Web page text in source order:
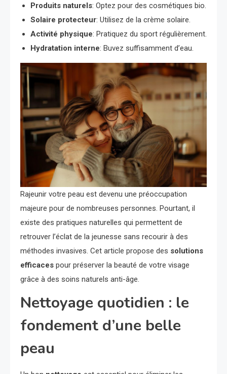
Produits naturels: Optez pour des cosmétiques bio.
Solaire protecteur: Utilisez de la crème solaire.
Activité physique: Pratiquez du sport régulièrement.
Hydratation interne: Buvez suffisamment d’eau.
Rajeunir votre peau est devenu une préoccupation
majeure pour de nombreuses personnes. Pourtant, il
existe des pratiques naturelles qui permettent de
retrouver l’éclat de la jeunesse sans recourir à des
méthodes invasives. Cet article propose des solutions
efficaces pour préserver la beauté de votre visage
grâce à des soins naturels anti-âge.
Nettoyage quotidien : le
fondement d’une belle
peau